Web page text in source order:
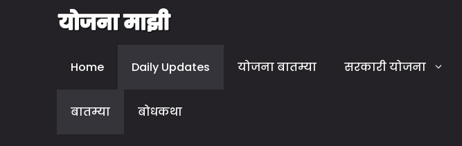
Home Daily Updates योजना बातम्या सरकारी योजना
बातम्या बोधकथा